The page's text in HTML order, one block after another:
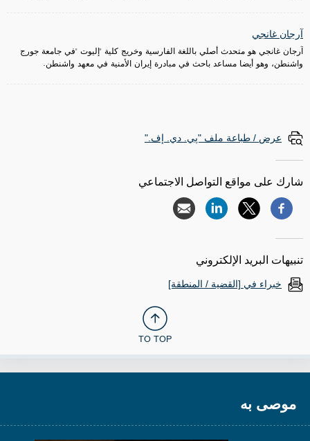
آرجان غانجي
آرجان غانجي هو متحدث أصلي باللغة الفارسية وخريج كلية "إليوت "في جامعة جورج
واشنطن، وهو أيضا مساعد باحث في مبادرة إيران الأمنية في معهد واشنطن.
عرض / طباعة ملف "پي. دي. إف."
شارك على مواقع التواصل الاجتماعي
تنبيهات البريد الإلكتروني
خبراء في [القضية / المنطقة]
TO TOP
موصى به